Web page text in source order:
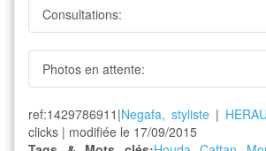
Consultations:
Photos en attente:
ref:1429786911|Negafa, styliste|
clicks | modifiée le 17/09/2015